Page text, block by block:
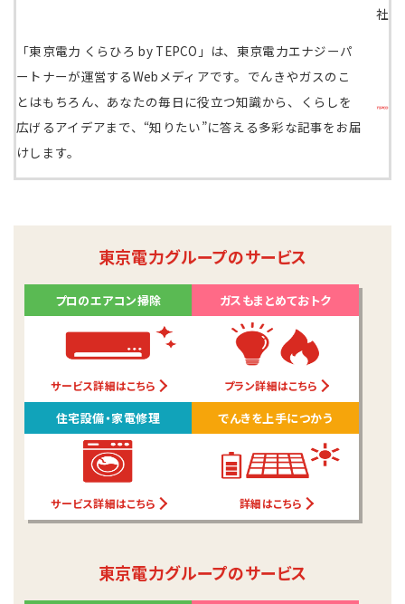
社
「東京電力 くらひろ by TEPCO」は、東京電力エナジーパ
ートナーが運営するWebメディアです。でんきやガスのこ
とはもちろん、あなたの毎日に役立つ知識から、くらしを
広げるアイデアまで、“知りたい”に答える多彩な記事をお届
けします。
東京電力グループのサービス
プロのエアコン掃除
サービス詳細はこちら
ガスもまとめておトク
プラン詳細はこちら
住宅設備・家電修理
サービス詳細はこちら
でんきを上手につかう
詳細はこちら
東京電力グループのサービス